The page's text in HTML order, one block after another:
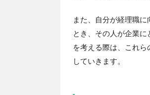
また、自分が経理職
とき、その人が企業
を考える際は、これ
していきます。